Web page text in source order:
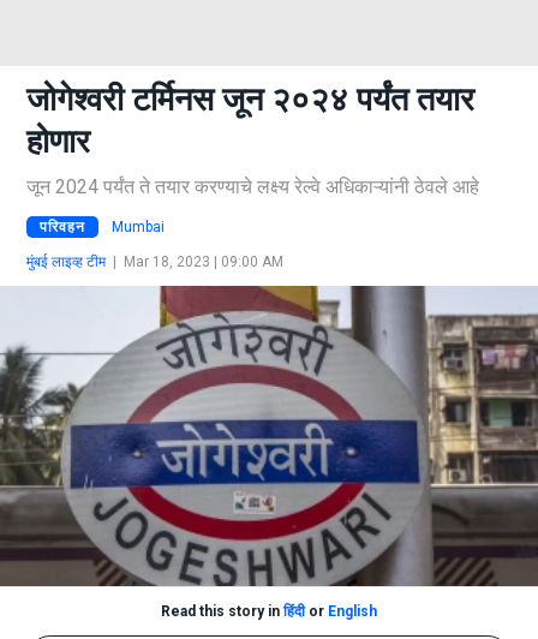
जोगेश्वरी टर्मिनस जून २०२४ पर्यंत तयार
होणार
जून 2024 पर्यंत ते तयार करण्याचे लक्ष्य रेल्वे अधिकाऱ्यांनी ठेवले आहे
परिवहन Mumbai
मुंबई लाइव्ह टीम| Mar 18, 2023 | 09:00 AM
Read this story inहिंदीor English